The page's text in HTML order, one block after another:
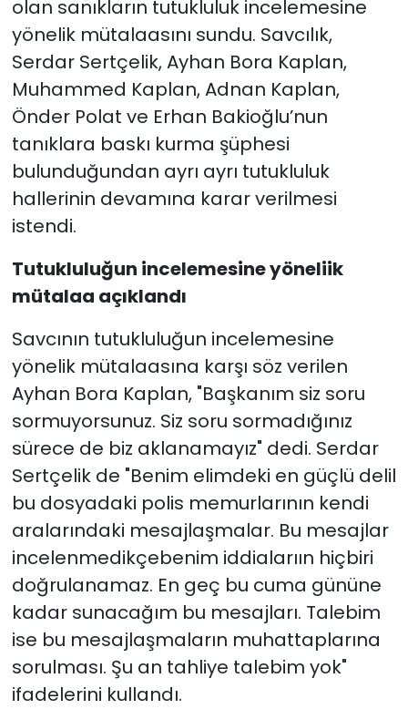
olan sanıkların tutukluluk incelemesine
yönelik mütalaasını sundu. Savcılık,
Serdar Sertçelik, Ayhan Bora Kaplan,
Muhammed Kaplan, Adnan Kaplan,
Önder Polat ve Erhan Bakioğlu’nun
tanıklara baskı kurma şüphesi
bulunduğundan ayrı ayrı tutukluluk
hallerinin devamına karar verilmesi
istendi.
Tutukluluğun incelemesine yöneliik
mütalaa açıklandı
Savcının tutukluluğun incelemesine
yönelik mütalaasına karşı söz verilen
Ayhan Bora Kaplan, "Başkanım siz soru
sormuyorsunuz. Siz soru sormadığınız
sürece de biz aklanamayız" dedi. Serdar
Sertçelik de "Benim elimdeki en güçlü delil
bu dosyadaki polis memurlarının kendi
aralarındaki mesajlaşmalar. Bu mesajlar
incelenmedikçebenim iddialarıın hiçbiri
doğrulanamaz. En geç bu cuma gününe
kadar sunacağım bu mesajları. Talebim
ise bu mesajlaşmaların muhattaplarına
sorulması. Şu an tahliye talebim yok"
ifadelerini kullandı.